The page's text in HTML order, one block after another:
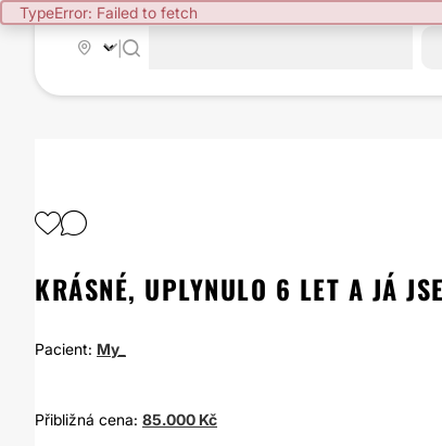
TypeError: Failed to fetch
KRÁSNÉ, UPLYNULO 6 LET A JÁ
Pacient: My_
Přibližná cena: 85.000 Kč